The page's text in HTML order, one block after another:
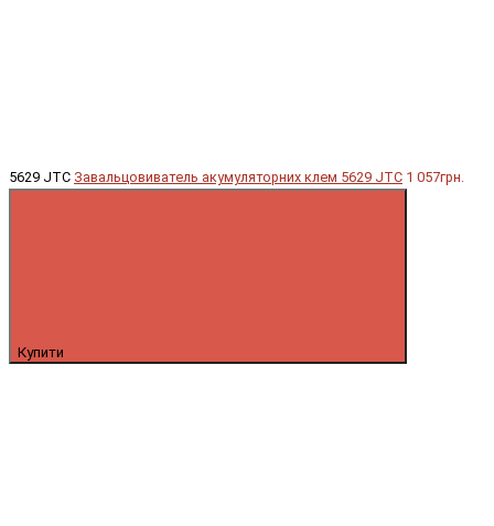
5629 JTC Завальцовиватель акумуляторних клем 5629 JTC 1 057грн.
Купити